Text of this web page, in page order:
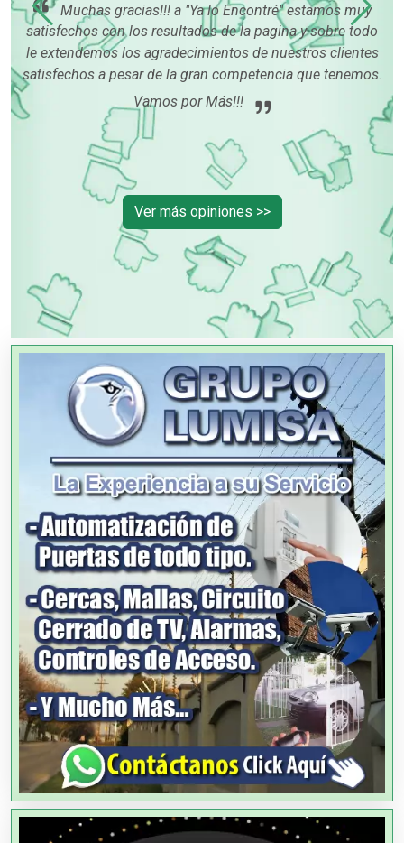
Muchas gracias!!! a "Ya lo Encontré" estamos muy
satisfechos con los resultados de la pagina y sobre todo
le extendemos los agradecimientos de nuestros clientes
satisfechos a pesar de la gran competencia que tenemos.
Vamos por Más!!!
Ver más opiniones >>
OTROS NEGOCIOS